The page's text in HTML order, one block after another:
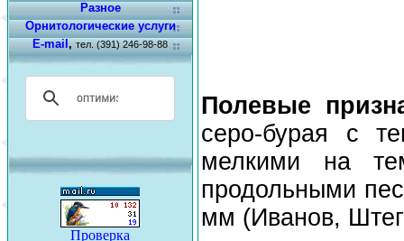
Разное
Орнитологические услуги
E-mail,тел. (391) 246-98-88
Полевые
серо-бурая с
мелкими на
продольными
мм (Иванов,